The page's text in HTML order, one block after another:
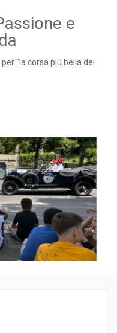
e
"la corsa più bella del